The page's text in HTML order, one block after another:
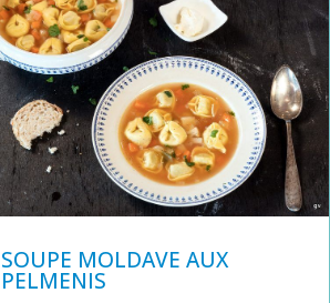
SOUPE MOLDAVE AUX
PELMENIS